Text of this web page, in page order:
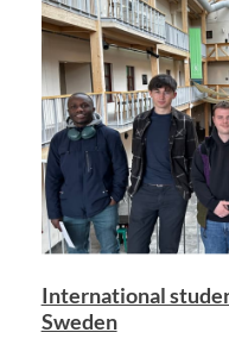
International
Sweden